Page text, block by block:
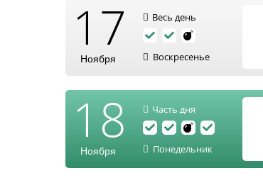
17
Ноября
Весь день
Воскресенье
18
Ноября
Часть дня
Понедельник